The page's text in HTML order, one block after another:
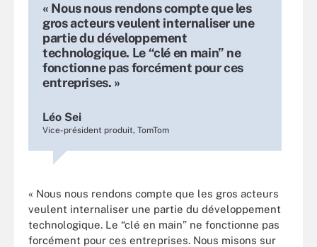
« Nous nous rendons compte que les
gros acteurs veulent internaliser une
partie du développement
technologique. Le “clé en main” ne
fonctionne pas forcément pour ces
entreprises. »
Léo Sei
Vice-président produit, TomTom
« Nous nous rendons compte que les gros acteurs
veulent internaliser une partie du développement
technologique. Le “clé en main” ne fonctionne pas
forcément pour ces entreprises. Nous misons sur